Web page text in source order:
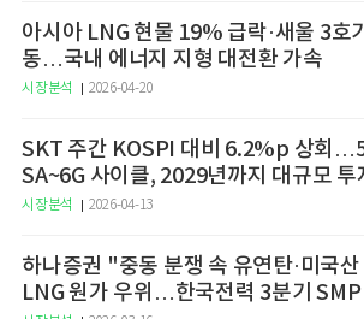
아시아 LNG 현물 19% 급락·새울 3호
동…국내 에너지 지형 대전환 가속
시장분석 2026-04-20
SKT 주간 KOSPI 대비 6.2%p 상회
SA~6G 사이클, 2029년까지 대규모 투
예고
시장분석 2026-04-13
하나증권 "중동 분쟁 속 유연탄·미국산
LNG 원가 우위…한국전력 3분기 SMP